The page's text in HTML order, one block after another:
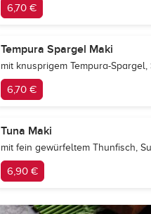
6,70 €
Tempura Spargel Maki
mit knusprigem Tempura-Spargel,
6,70 €
Tuna Maki
mit fein gewürfeltem Thunfisch,
6,90 €